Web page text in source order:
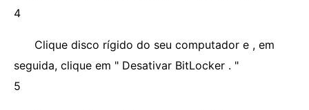
4
Clique disco rígido do seu computador e , em
seguida, clique em " Desativar BitLocker . "
5